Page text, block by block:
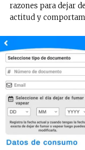
razones para dejar
actitud y